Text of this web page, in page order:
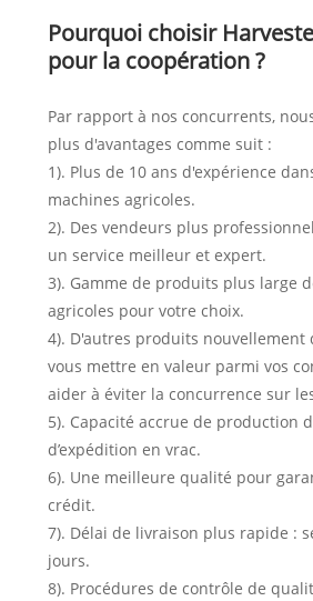
Pourquoi choisir
pour la coopération ?
Par rapport à nos concurrents,
plus d'avantages comme suit :
1). Plus de 10 ans d'expérience
machines agricoles.
2). Des vendeurs plus
un service meilleur et expert.
3). Gamme de produits plus large
agricoles pour votre choix.
4). D'autres produits nouvellement
vous mettre en valeur parmi vos
aider à éviter la concurrence sur
5). Capacité accrue de production
d’expédition en vrac.
6). Une meilleure qualité pour
crédit.
7). Délai de livraison plus rapide :
jours.
8). Procédures de contrôle de